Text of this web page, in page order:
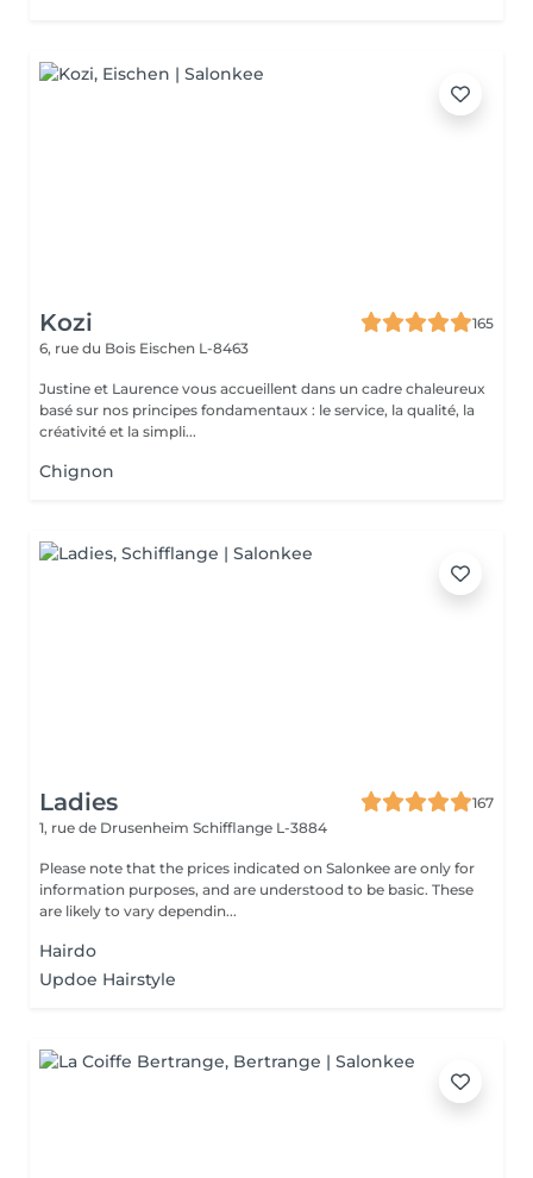
Kozi
165
6, rue du Bois Eischen L-8463
Justine et Laurence vous accueillent dans un cadre chaleureux
basé sur nos principes fondamentaux : le service, la qualité, la
créativité et la simpli...
Chignon
Ladies
167
1, rue de Drusenheim Schifflange L-3884
Please note that the prices indicated on Salonkee are only for
information purposes, and are understood to be basic. These
are likely to vary dependin...
Hairdo
Updoe Hairstyle